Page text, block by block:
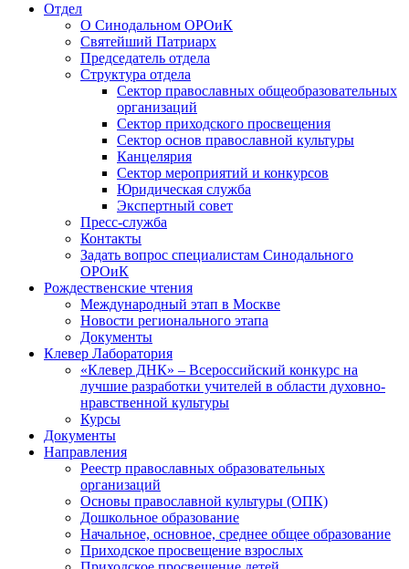
Отдел
О Синодальном ОРОиК
Святейший Патриарх
Председатель отдела
Структура отдела
Сектор православных общеобразовательных
организаций
Сектор приходского просвещения
Сектор основ православной культуры
Канцелярия
Сектор мероприятий и конкурсов
Юридическая служба
Экспертный совет
Пресс-служба
Контакты
Задать вопрос специалистам Синодального
ОРОиК
Рождественские чтения
Международный этап в Москве
Новости регионального этапа
Документы
Клевер Лаборатория
«Клевер ДНК» – Всероссийский конкурс на
лучшие разработки учителей в области духовно-
нравственной культуры
Курсы
Документы
Направления
Реестр православных образовательных
организаций
Основы православной культуры (ОПК)
Дошкольное образование
Начальное, основное, среднее общее образование
Приходское просвещение взрослых